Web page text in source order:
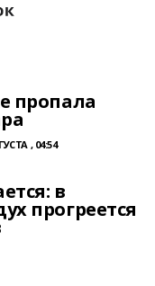
пропала
, 04:54
в
прогреется